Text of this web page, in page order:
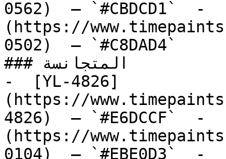
0562)  — `#CBDCD1`  -
(https://
0502)  — `#C8DAD4`
### المتجانسة
-  [YL-4826]
(https://
4826)  — `#E6DCCF`  -
(https://
0104)  — `#EBE0D3`  -